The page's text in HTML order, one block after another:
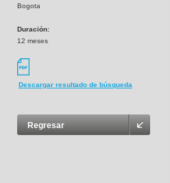
Bogota
Duración:
12 meses
Descargar resultado de búsqueda
Regresar